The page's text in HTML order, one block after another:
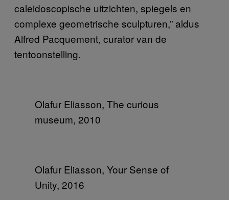
caleidoscopische uitzichten, spiegels en
complexe geometrische sculpturen,” aldus
Alfred Pacquement, curator van de
tentoonstelling.
Olafur Eliasson, The curious
museum, 2010
Olafur Eliasson, Your Sense of
Unity, 2016